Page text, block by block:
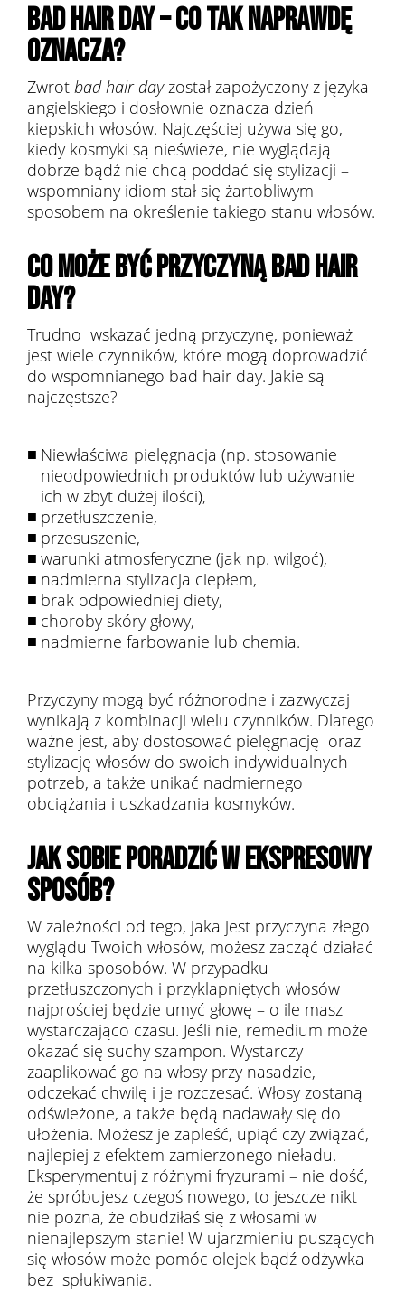
BAD HAIR DAY – CO TAK NAPRAWDĘ
OZNACZA?
Zwrot bad hair dayzostał zapożyczony z języka
angielskiego i dosłownie oznacza dzień
kiepskich włosów. Najczęściej używa się go,
kiedy kosmyki są nieświeże, nie wyglądają
dobrze bądź nie chcą poddać się stylizacji –
wspomniany idiom stał się żartobliwym
sposobem na określenie takiego stanu włosów.
CO MOŻE BYĆ PRZYCZYNĄ BAD HAIR
DAY?
Trudno wskazać jedną przyczynę, ponieważ
jest wiele czynników, które mogą doprowadzić
do wspomnianego bad hair day. Jakie są
najczęstsze?
Niewłaściwa pielęgnacja (np. stosowanie
nieodpowiednich produktów lub używanie
ich w zbyt dużej ilości),
przetłuszczenie,
przesuszenie,
warunki atmosferyczne (jak np. wilgoć),
nadmierna stylizacja ciepłem,
brak odpowiedniej diety,
choroby skóry głowy,
nadmierne farbowanie lub chemia.
Przyczyny mogą być różnorodne i zazwyczaj
wynikają z kombinacji wielu czynników. Dlatego
ważne jest, aby dostosować pielęgnację oraz
stylizację włosów do swoich indywidualnych
potrzeb, a także unikać nadmiernego
obciążania i uszkadzania kosmyków.
JAK SOBIE PORADZIĆ W EKSPRESOWY
SPOSÓB?
W zależności od tego, jaka jest przyczyna złego
wyglądu Twoich włosów, możesz zacząć działać
na kilka sposobów. W przypadku
przetłuszczonych i przyklapniętych włosów
najprościej będzie umyć głowę – o ile masz
wystarczająco czasu. Jeśli nie, remedium może
okazać się suchy szampon. Wystarczy
zaaplikować go na włosy przy nasadzie,
odczekać chwilę i je rozczesać. Włosy zostaną
odświeżone, a także będą nadawały się do
ułożenia. Możesz je zapleść, upiąć czy związać,
najlepiej z efektem zamierzonego nieładu.
Eksperymentuj z różnymi fryzurami – nie dość,
że spróbujesz czegoś nowego, to jeszcze nikt
nie pozna, że obudziłaś się z włosami w
nienajlepszym stanie! W ujarzmieniu puszących
się włosów może pomóc olejek bądź odżywka
bez spłukiwania.